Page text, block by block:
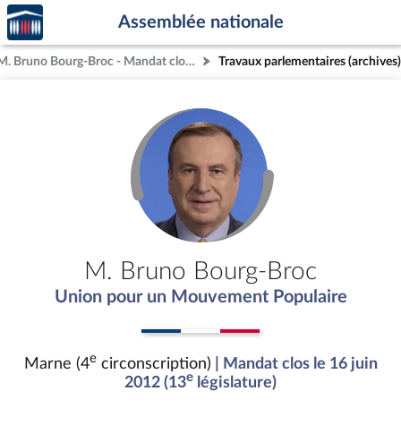
Aller au contenu
Aller en bas de la page
Accèder
à la
page
d'accueil
Assemblée nationale
M. Bruno Bourg-Broc - Mandat clos - Marne (4e circonscription) Travaux parlementaires (archives)
M. Bruno Bourg-Broc
Union pour un Mouvement Populaire
Marne (4ecirconscription)
| Mandat clos le 16 juin
2012 (13e législature)